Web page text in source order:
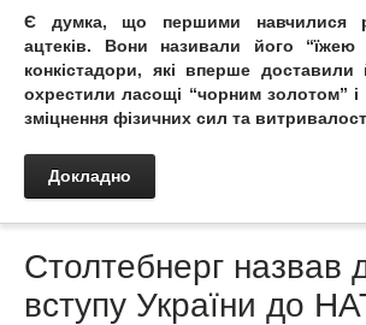
Є думка, що першими навчилися
ацтеків. Вони називали його “їжею
конкістадори, які вперше
охрестили ласощі “чорним золотом”
зміцнення фізичних сил та
Докладно
Столтебнерг назвав
вступу України до